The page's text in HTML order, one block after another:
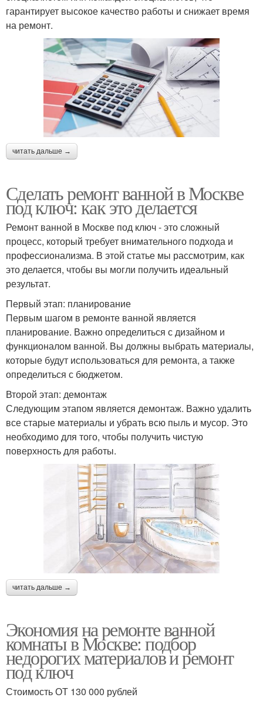
гарантирует высокое качество работы и снижает время
на ремонт.
читать дальше →
Сделать ремонт ванной в Москве
под ключ: как это делается
Ремонт ванной в Москве под ключ - это сложный
процесс, который требует внимательного подхода и
профессионализма. В этой статье мы рассмотрим, как
это делается, чтобы вы могли получить идеальный
результат.
Первый этап: планирование
Первым шагом в ремонте ванной является
планирование. Важно определиться с дизайном и
функционалом ванной. Вы должны выбрать материалы,
которые будут использоваться для ремонта, а также
определиться с бюджетом.
Второй этап: демонтаж
Следующим этапом является демонтаж. Важно удалить
все старые материалы и убрать всю пыль и мусор. Это
необходимо для того, чтобы получить чистую
поверхность для работы.
читать дальше →
Экономия на ремонте ванной
комнаты в Москве: подбор
недорогих материалов и ремонт
под ключ
Стоимость ОТ 130 000 рублей